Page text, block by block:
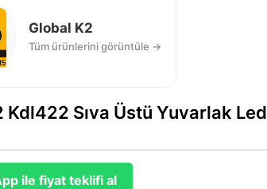
Global K2
Tüm ürünlerini görüntüle →
Kdl422 Sıva Üstü Yuvarlak
ile fiyat teklifi al